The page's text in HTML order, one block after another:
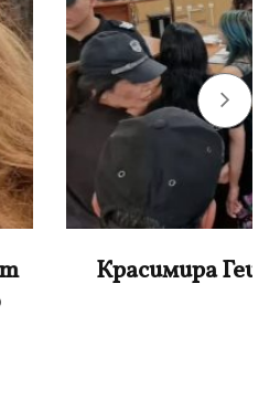
Това не са деца, а